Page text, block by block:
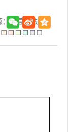
：寿县司法局